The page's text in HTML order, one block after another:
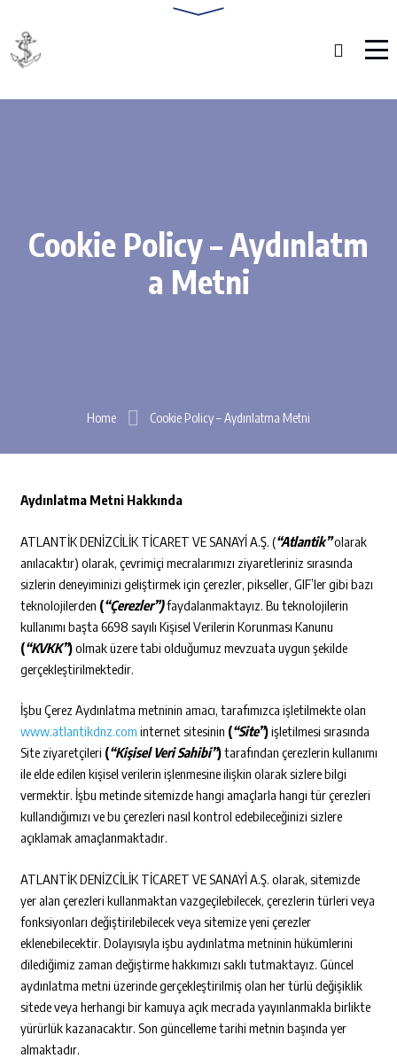
Cookie Policy – Aydınlatm
a Metni
Home Cookie Policy – Aydınlatma Metni
Aydınlatma Metni Hakkında
ATLANTİK DENİZCİLİK TİCARET VE SANAYİ A.Ş. (“Atlantik”olarak
anılacaktır) olarak, çevrimiçi mecralarımızı ziyaretleriniz sırasında
sizlerin deneyiminizi geliştirmek için çerezler, pikseller, GIF’ler gibi bazı
teknolojilerden (“Çerezler”)faydalanmaktayız. Bu teknolojilerin
kullanımı başta 6698 sayılı Kişisel Verilerin Korunması Kanunu
(“KVKK”)olmak üzere tabi olduğumuz mevzuata uygun şekilde
gerçekleştirilmektedir.
İşbu Çerez Aydınlatma metninin amacı, tarafımızca işletilmekte olan
www.atlantikdnz.com internet sitesinin (“Site”)işletilmesi sırasında
Site ziyaretçileri (“Kişisel Veri Sahibi”)tarafından çerezlerin kullanımı
ile elde edilen kişisel verilerin işlenmesine ilişkin olarak sizlere bilgi
vermektir. İşbu metinde sitemizde hangi amaçlarla hangi tür çerezleri
kullandığımızı ve bu çerezleri nasıl kontrol edebileceğinizi sizlere
açıklamak amaçlanmaktadır.
ATLANTİK DENİZCİLİK TİCARET VE SANAYİ A.Ş. olarak, sitemizde
yer alan çerezleri kullanmaktan vazgeçilebilecek, çerezlerin türleri veya
fonksiyonları değiştirilebilecek veya sitemize yeni çerezler
eklenebilecektir. Dolayısıyla işbu aydınlatma metninin hükümlerini
dilediğimiz zaman değiştirme hakkımızı saklı tutmaktayız. Güncel
aydınlatma metni üzerinde gerçekleştirilmiş olan her türlü değişiklik
sitede veya herhangi bir kamuya açık mecrada yayınlanmakla birlikte
yürürlük kazanacaktır. Son güncelleme tarihi metnin başında yer
almaktadır.